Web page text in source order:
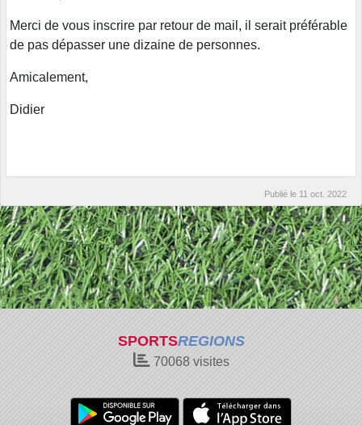
Merci de vous inscrire par retour de mail, il serait préférable
de pas dépasser une dizaine de personnes.
Amicalement,
Didier
Publié le 11 oct. 2022
SPORTSREGIONS
70068visites